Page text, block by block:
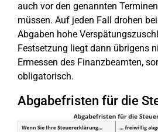
auch vor den genannten
müssen. Auf jeden Fall drohen
Abgaben hohe
Festsetzung liegt dann übrigens
Ermessen des Finanzbeamten,
obligatorisch.
Abgabefristen für die